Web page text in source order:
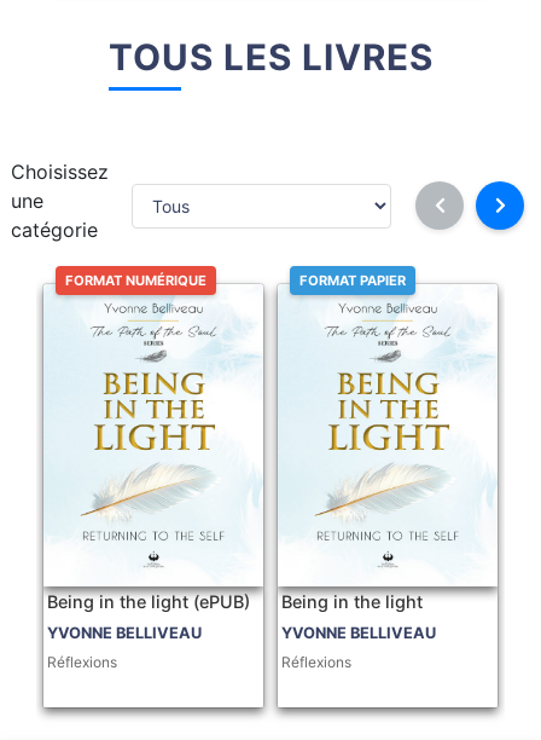
TOUS LES LIVRES
Choisissez
une
catégorie
FORMAT NUMÉRIQUE
Being in the light (ePUB)
YVONNE BELLIVEAU
Réflexions
FORMAT PAPIER
Being in the light
YVONNE BELLIVEAU
Réflexions